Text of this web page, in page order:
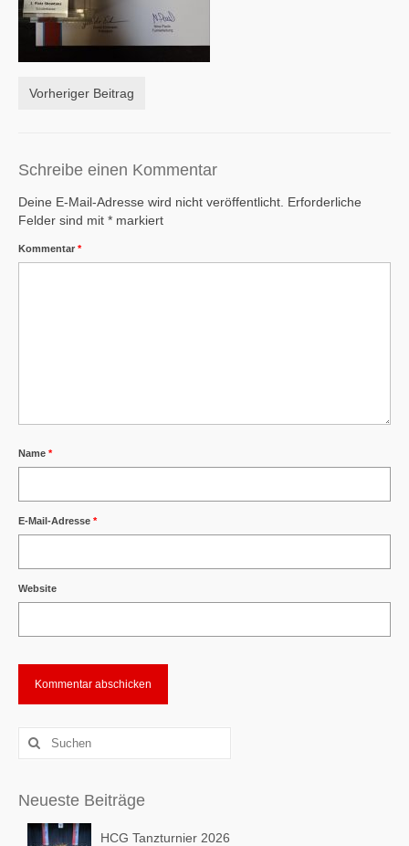
Vorheriger Beitrag
Schreibe einen Kommentar
Deine E-Mail-Adresse wird nicht veröffentlicht. Erforderliche
Felder sind mit * markiert
Kommentar *
Name *
E-Mail-Adresse *
Website
Suchen
nach:
Neueste Beiträge
HCG Tanzturnier 2026